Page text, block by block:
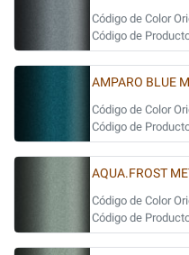
Código de Color
Código de
AMPARO BLUE
Código de Color
Código de
AQUA.FROST
Código de Color
Código de